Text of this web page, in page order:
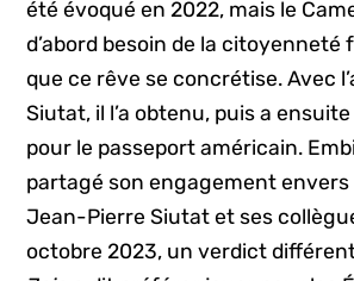
été évoqué en 2022, mais le
d’abord besoin de la citoyenneté
que ce rêve se concrétise. Avec
Siutat, il l’a obtenu, puis a
pour le passeport américain.
partagé son engagement envers
Jean-Pierre Siutat et ses
octobre 2023, un verdict